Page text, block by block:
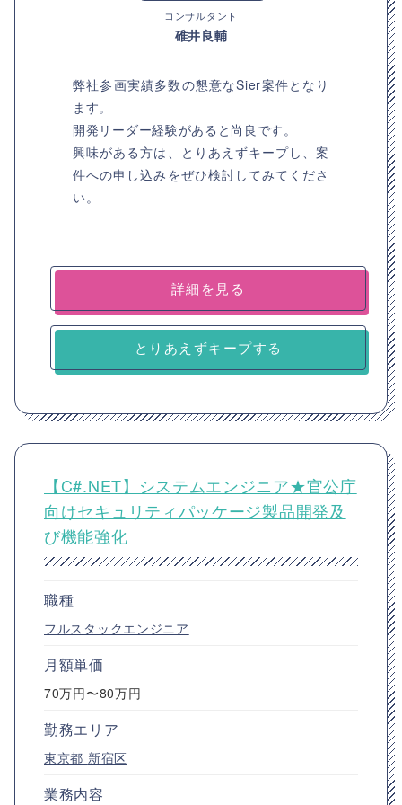
コンサルタント
碓井良輔
弊社参画実績多数の懇意なSier案件となり
ます。
開発リーダー経験があると尚良です。
興味がある方は、とりあえずキープし、案
件への申し込みをぜひ検討してみてくださ
い。
詳細を見る
とりあえずキープする
【C#.NET】システムエンジニア★官公庁
向けセキュリティパッケージ製品開発及
び機能強化
職種
フルスタックエンジニア
月額単価
70万円〜80万円
勤務エリア
東京都 新宿区
業務内容